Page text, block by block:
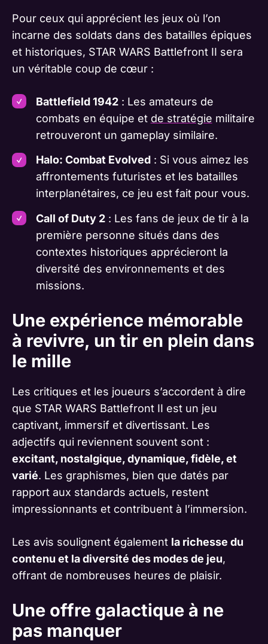
Pour ceux qui apprécient les jeux où l’on
incarne des soldats dans des batailles épiques
et historiques, STAR WARS Battlefront II sera
un véritable coup de cœur :
Battlefield 1942: Les amateurs de
combats en équipe et de stratégie militaire
retrouveront un gameplay similaire.
Halo: Combat Evolved: Si vous aimez les
affrontements futuristes et les batailles
interplanétaires, ce jeu est fait pour vous.
Call of Duty 2: Les fans de jeux de tir à la
première personne situés dans des
contextes historiques apprécieront la
diversité des environnements et des
missions.
Une expérience mémorable
à revivre, un tir en plein dans
le mille
Les critiques et les joueurs s’accordent à dire
que STAR WARS Battlefront II est un jeu
captivant, immersif et divertissant. Les
adjectifs qui reviennent souvent sont :
excitant, nostalgique, dynamique, fidèle, et
varié. Les graphismes, bien que datés par
rapport aux standards actuels, restent
impressionnants et contribuent à l’immersion.
Les avis soulignent également la richesse du
contenu et la diversité des modes de jeu,
offrant de nombreuses heures de plaisir.
Une offre galactique à ne
pas manquer